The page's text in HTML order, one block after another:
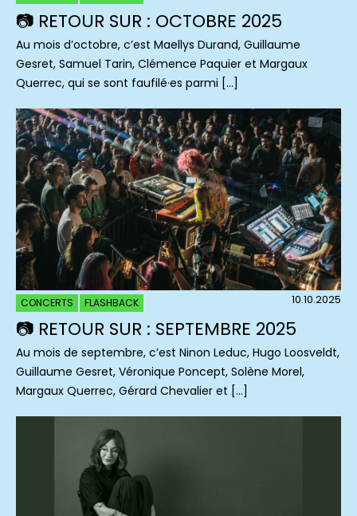
📷 RETOUR SUR : OCTOBRE 2025
Au mois d’octobre, c’est Maellys Durand, Guillaume
Gesret, Samuel Tarin, Clémence Paquier et Margaux
Querrec, qui se sont faufilé·es parmi […]
CONCERTS FLASHBACK 10.10.2025
📷 RETOUR SUR : SEPTEMBRE 2025
Au mois de septembre, c’est Ninon Leduc, Hugo Loosveldt,
Guillaume Gesret, Véronique Poncept, Solène Morel,
Margaux Querrec, Gérard Chevalier et […]